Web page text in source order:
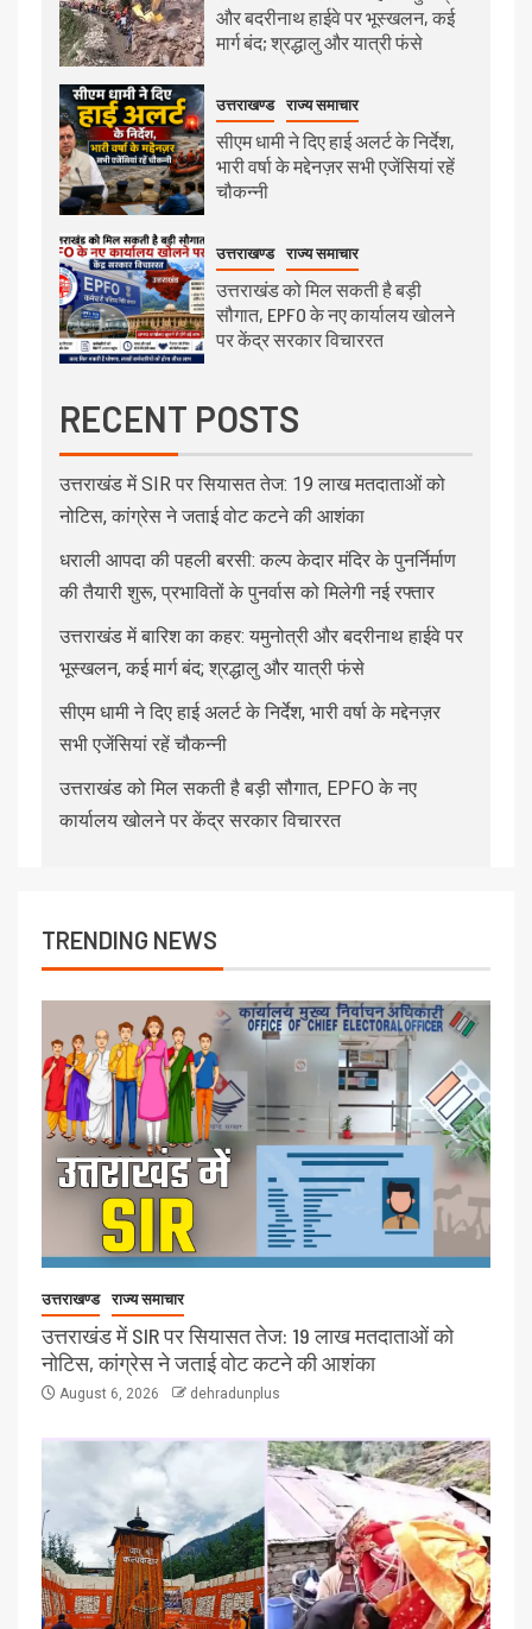
और बदरीनाथ हाईवे पर भूस्खलन, कई
मार्ग बंद; श्रद्धालु और यात्री फंसे
उत्तराखण्ड राज्य समाचार
सीएम धामी ने दिए हाई अलर्ट के निर्देश,
भारी वर्षा के मद्देनज़र सभी एजेंसियां रहें
चौकन्नी
उत्तराखण्ड राज्य समाचार
उत्तराखंड को मिल सकती है बड़ी
सौगात, EPFO के नए कार्यालय खोलने
पर केंद्र सरकार विचाररत
RECENT POSTS
उत्तराखंड में SIR पर सियासत तेज: 19 लाख मतदाताओं को
नोटिस, कांग्रेस ने जताई वोट कटने की आशंका
धराली आपदा की पहली बरसी: कल्प केदार मंदिर के पुनर्निर्माण
की तैयारी शुरू, प्रभावितों के पुनर्वास को मिलेगी नई रफ्तार
उत्तराखंड में बारिश का कहर: यमुनोत्री और बदरीनाथ हाईवे पर
भूस्खलन, कई मार्ग बंद; श्रद्धालु और यात्री फंसे
सीएम धामी ने दिए हाई अलर्ट के निर्देश, भारी वर्षा के मद्देनज़र
सभी एजेंसियां रहें चौकन्नी
उत्तराखंड को मिल सकती है बड़ी सौगात, EPFO के नए
कार्यालय खोलने पर केंद्र सरकार विचाररत
TRENDING NEWS
उत्तराखण्ड राज्य समाचार
उत्तराखंड में SIR पर सियासत तेज: 19 लाख मतदाताओं को
नोटिस, कांग्रेस ने जताई वोट कटने की आशंका
August 6, 2026 dehradunplus